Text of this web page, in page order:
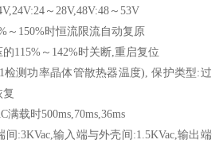
～28V,48V:48～53V
～150%时恒流限流自动复原
115%～142%时关断,重启复位
测功率晶体管散热器温度), 保护类型:过
满载时500ms,70ms,36ms
:3KVac,输入端与外壳间:1.5KVac,输出端